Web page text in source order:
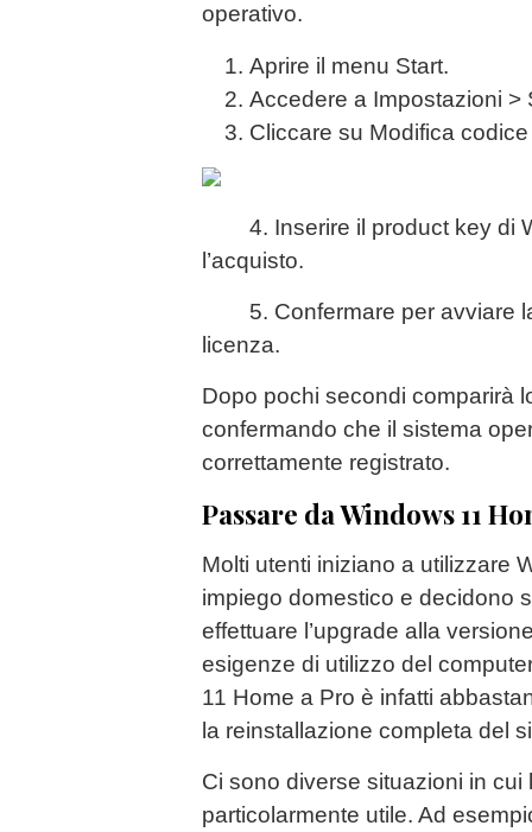
operativo.
Aprire il menu Start.
Accedere a Impostazioni >
Cliccare su Modifica
4. Inserire il product key di
l’acquisto.
5. Confermare per avviare
licenza.
Dopo pochi secondi comparirà
confermando che il sistema
correttamente registrato.
Passare da Windows 11
Molti utenti iniziano a utilizzare
impiego domestico e decidono
effettuare l’upgrade alla
esigenze di utilizzo del
11 Home a Pro è infatti
la reinstallazione completa del
Ci sono diverse situazioni in cui
particolarmente utile. Ad